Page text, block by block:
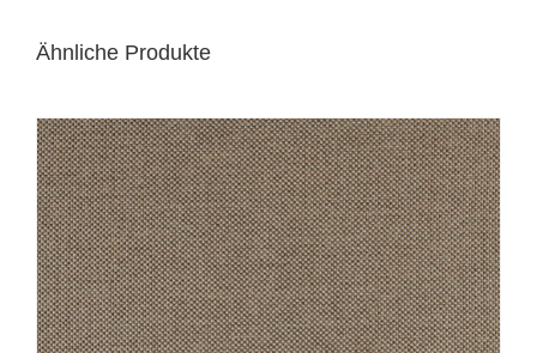
Ähnliche Produkte